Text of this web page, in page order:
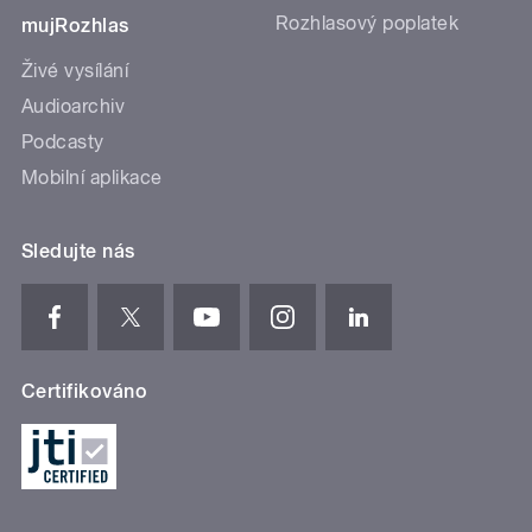
mujRozhlas
Živé vysílání
Audioarchiv
Podcasty
Mobilní aplikace
Rozhlasový poplatek
Sledujte nás
Certifikováno